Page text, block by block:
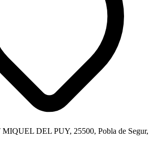
DEL PUY, 25500, Pobla de Segur,